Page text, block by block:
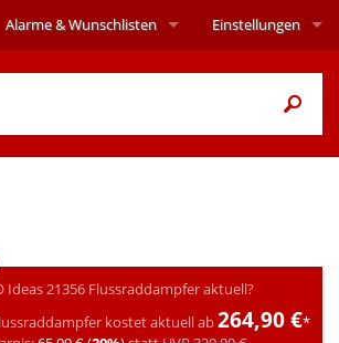
Ideas 21356 Flussraddampfer aktuell?
kostet aktuell ab264,90 €*
Alarme& Wunschlisten Einstellungen